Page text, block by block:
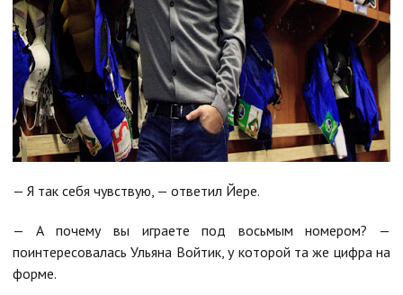
— Я так себя чувствую, — ответил Йере.
— А почему вы играете под восьмым номером? —
поинтересовалась Ульяна Войтик, у которой та же цифра на
форме.